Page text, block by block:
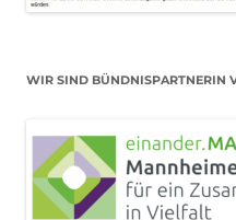
WIR SIND BÜNDNISPARTNERIN